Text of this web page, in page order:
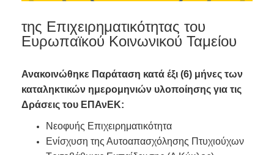
της Επιχειρηματικότητας του
Ευρωπαϊκού Κοινωνικού Ταμείου
Ανακοινώθηκε Παράταση κατά έξι (6) μήνες των
καταληκτικών ημερομηνιών υλοποίησης για τις
Δράσεις του ΕΠΑνΕΚ:
Νεοφυής Επιχειρηματικότητα
Ενίσχυση της Αυτοαπασχόλησης Πτυχιούχων